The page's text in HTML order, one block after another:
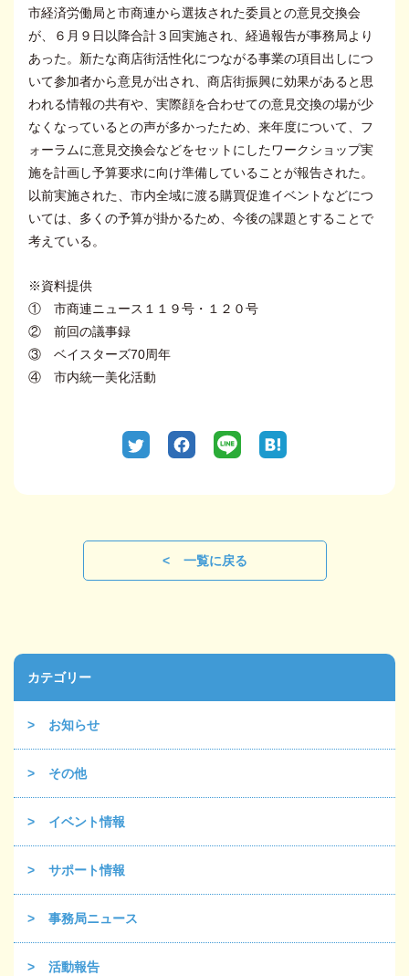
市経済労働局と市商連から選抜された委員との意見交換会
が、６月９日以降合計３回実施され、経過報告が事務局より
あった。新たな商店街活性化につながる事業の項目出しにつ
いて参加者から意見が出され、商店街振興に効果があると思
われる情報の共有や、実際顔を合わせての意見交換の場が少
なくなっているとの声が多かったため、来年度について、フ
ォーラムに意見交換会などをセットにしたワークショップ実
施を計画し予算要求に向け準備していることが報告された。
以前実施された、市内全域に渡る購買促進イベントなどにつ
いては、多くの予算が掛かるため、今後の課題とすることで
考えている。
※資料提供
① 市商連ニュース１１９号・１２０号
② 前回の議事録
③ ベイスターズ70周年
④ 市内統一美化活動
一覧に戻る
カテゴリー
お知らせ
その他
イベント情報
サポート情報
事務局ニュース
活動報告